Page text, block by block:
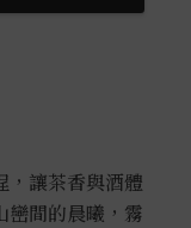
，讓茶香與酒體
巒間的晨曦，霧